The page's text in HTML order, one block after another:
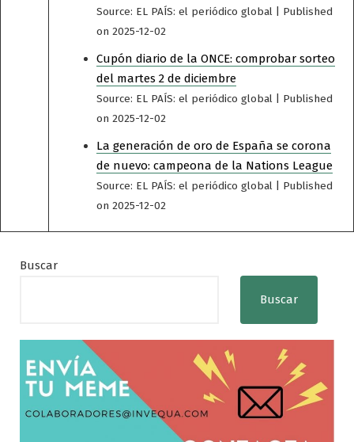
Source: EL PAÍS: el periódico global
Published
on 2025-12-02
Cupón diario de la ONCE: comprobar sorteo
del martes 2 de diciembre
Source: EL PAÍS: el periódico global
Published
on 2025-12-02
La generación de oro de España se corona
de nuevo: campeona de la Nations League
Source: EL PAÍS: el periódico global
Published
on 2025-12-02
Buscar
Buscar